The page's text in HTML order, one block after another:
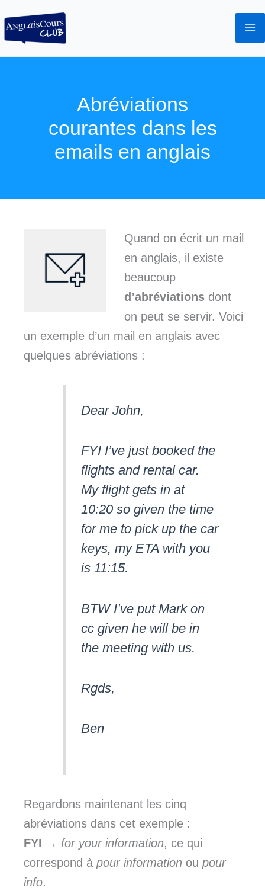
au
contenu
Abréviations
courantes dans les
emails en anglais
Quand on écrit un mail
en anglais, il existe
beaucoup
d’abréviations dont
on peut se servir. Voici
un exemple d’un mail en anglais avec
quelques abréviations :
Dear John,
FYI I’ve just booked the
flights and rental car.
My flight gets in at
10:20 so given the time
for me to pick up the car
keys, my ETA with you
is 11:15.
BTW I’ve put Mark on
cc given he will be in
the meeting with us.
Rgds,
Ben
Regardons maintenant les cinq
abréviations dans cet exemple :
FYI → for your information, ce qui
correspond à pour information ou pour
info.